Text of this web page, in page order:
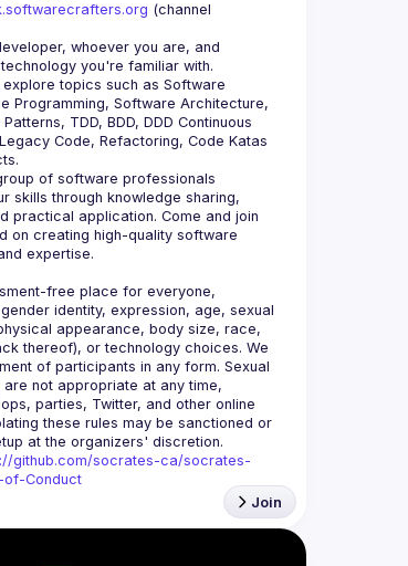
(channel
whoever you are, and
topics such as Software
Programming, Software Architecture,
TDD, BDD, DDD Continuous
Code, Refactoring, Code Katas
of software professionals
skills through knowledge sharing,
practical application. Come and join
on creating high-quality software
free place for everyone,
identity, expression, age, sexual
appearance, body size, race,
thereof), or technology choices. We
of participants in any form. Sexual
not appropriate at any time,
parties, Twitter, and other online
these rules may be sanctioned or
github.com/socrates-ca/socrates-
of-Conduct
Join